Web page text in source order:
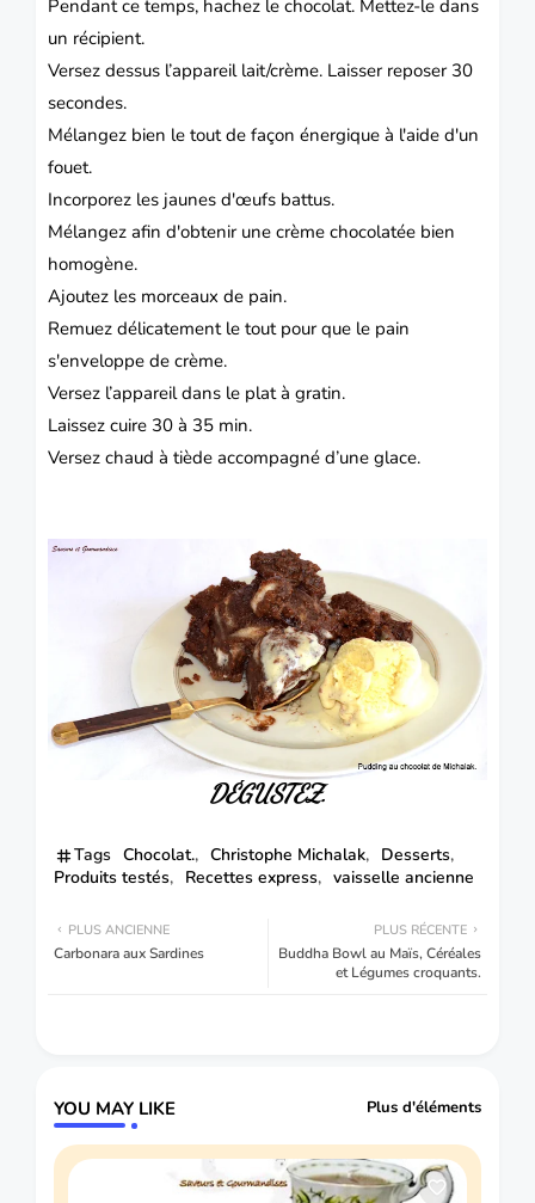
Pendant ce temps, hachez le chocolat. Mettez-le dans
un récipient.
Versez dessus l’appareil lait/crème. Laisser reposer 30
secondes.
Mélangez bien le tout de façon énergique à l'aide d'un
fouet.
Incorporez les jaunes d'œufs battus.
Mélangez afin d'obtenir une crème chocolatée bien
homogène.
Ajoutez les morceaux de pain.
Remuez délicatement le tout pour que le pain
s'enveloppe de crème.
Versez l’appareil dans le plat à gratin.
Laissez cuire 30 à 35 min.
Versez chaud à tiède accompagné d’une glace.
DÉGUSTEZ.
Tags Chocolat. Christophe Michalak
Desserts
Produits testés
Recettes express vaisselle ancienne
PLUS RÉCENTE
Buddha Bowl au Maïs, Céréales
et Légumes croquants.
PLUS ANCIENNE
Carbonara aux Sardines
YOU MAY LIKE Plus d'éléments